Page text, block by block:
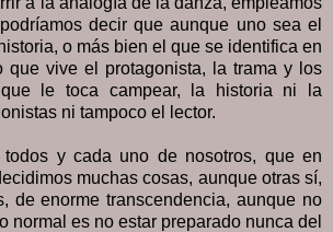
decir que aunque uno sea el
o más bien el que se identifica en
que vive el protagonista, la trama y los
le toca campear, la historia ni la
ni tampoco el lector.
y cada uno de nosotros, que en
muchas cosas, aunque otras sí,
de enorme transcendencia, aunque no
normal es no estar preparado nunca del